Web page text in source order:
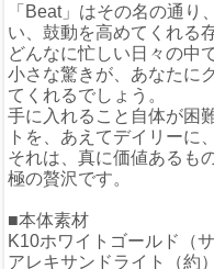
「Beat」はその名の通
い、鼓動を高めてくれる
どんなに忙しい日々の中
小さな驚きが、あなたに
てくれるでしょう。
手に入れること自体が困
トを、あえてデイリーに
それは、真に価値あるも
極の贅沢です。
■本体素材
K10ホワイトゴールド（
アレキサンドライト（約